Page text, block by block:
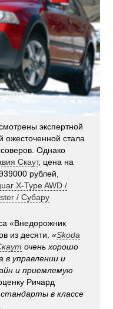
экспертной
ожесточенной стала
Однако
Скаут, цена на
рублей,
X-Type AWD /
/ Субару
«Внедорожник
из десяти.«Skoda
очень хорошо
в управлении и
и приемлемую
Ричард
в классе